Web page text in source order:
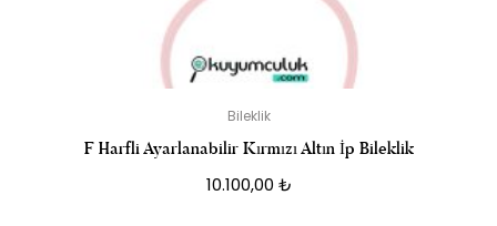
Bileklik
F Harfli Ayarlanabilir Kırmızı Altın İp Bileklik
10.100,00 ₺